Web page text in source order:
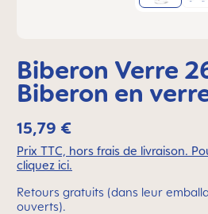
Biberon Verre
Biberon en
15,79 €
Prix TTC, hors frais de livraison.
cliquez ici.
Retours gratuits (dans leur
ouverts).